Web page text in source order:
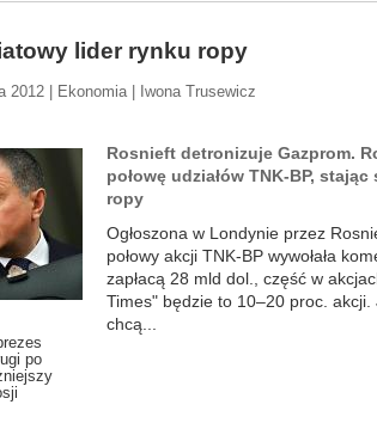
lider rynku ropy
2012 | Ekonomia | Iwona Trusewicz
po
Rosnieft detronizuje Gazprom.
połowę udziałów TNK-BP,
ropy
Ogłoszona w Londynie przez
połowy akcji TNK-BP wywołała
zapłacą 28 mld dol., część w
Times" będzie to 10–20 proc.
chcą...